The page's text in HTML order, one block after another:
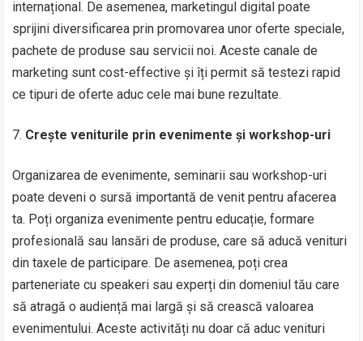
internațional. De asemenea, marketingul digital poate
sprijini diversificarea prin promovarea unor oferte speciale,
pachete de produse sau servicii noi. Aceste canale de
marketing sunt cost-effective și îți permit să testezi rapid
ce tipuri de oferte aduc cele mai bune rezultate.
Crește veniturile prin evenimente și workshop-uri
Organizarea de evenimente, seminarii sau workshop-uri
poate deveni o sursă importantă de venit pentru afacerea
ta. Poți organiza evenimente pentru educație, formare
profesională sau lansări de produse, care să aducă venituri
din taxele de participare. De asemenea, poți crea
parteneriate cu speakeri sau experți din domeniul tău care
să atragă o audiență mai largă și să crească valoarea
evenimentului. Aceste activități nu doar că aduc venituri